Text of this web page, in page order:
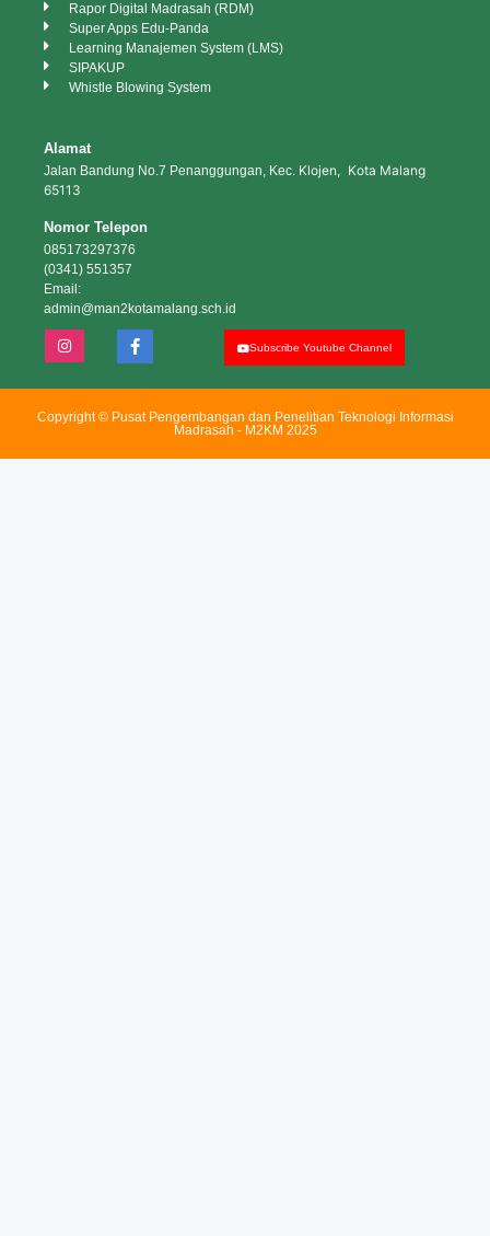
Rapor Digital Madrasah (RDM)
Super Apps Edu-Panda
Learning Manajemen System (LMS)
SIPAKUP
Whistle Blowing System
Alamat
Jalan Bandung No.7 Penanggungan, Kec. Klojen, Kota Malang
65113
Nomor Telepon
085173297376
(0341) 551357
Email:
admin@man2kotamalang.sch.id
Subscribe Youtube Channel
Copyright © Pusat Pengembangan dan Penelitian Teknologi Informasi
Madrasah - M2KM 2025